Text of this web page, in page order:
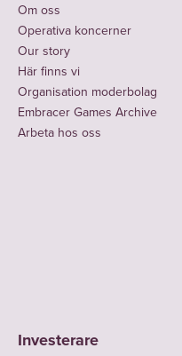
Om oss
Operativa koncerner
Our story
Här finns vi
Organisation moderbolag
Embracer Games Archive
Arbeta hos oss
Investerare